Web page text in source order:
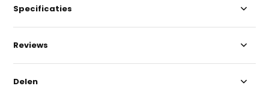
Specificaties
Reviews
Delen